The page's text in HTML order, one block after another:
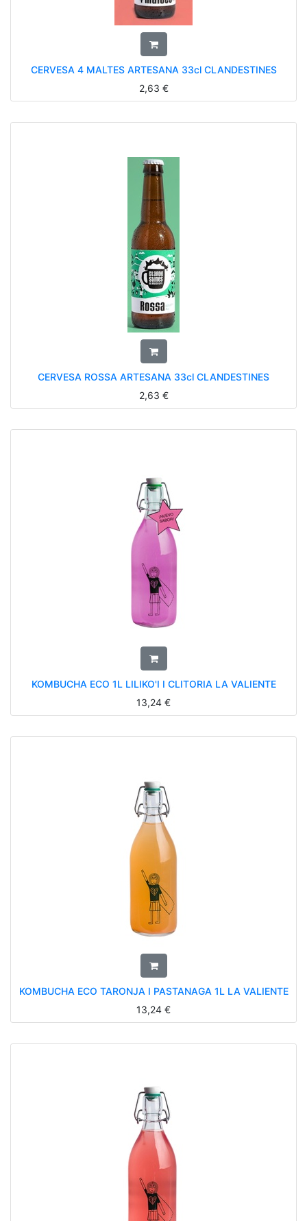
CERVESA 4 MALTES ARTESANA 33cl CLANDESTINES
2,63 €
CERVESA ROSSA ARTESANA 33cl CLANDESTINES
2,63 €
KOMBUCHA ECO 1L LILIKO'I I CLITORIA LA VALIENTE
13,24 €
KOMBUCHA ECO TARONJA I PASTANAGA 1L LA VALIENTE
13,24 €